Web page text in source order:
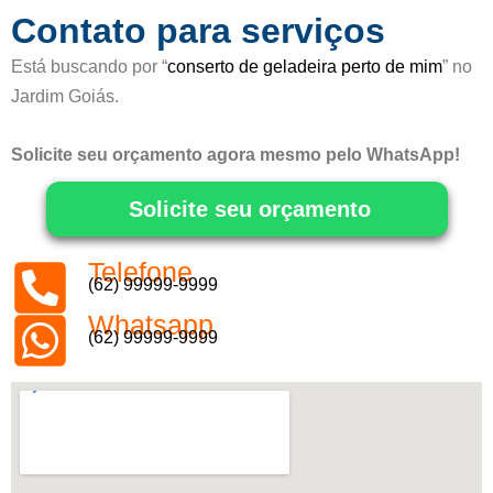
Contato para serviços
Está buscando por “conserto de geladeira perto de mim” no
Jardim Goiás.
Solicite seu orçamento agora mesmo pelo WhatsApp!
Solicite seu orçamento
Telefone
(62) 99999-9999
Whatsapp
(62) 99999-9999